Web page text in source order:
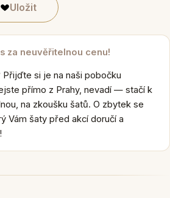
Uložit
za neuvěřitelnou cenu!
Přijďte si je na naši pobočku
přímo z Prahy, nevadí — stačí k
na zkoušku šatů. O zbytek se
Vám šaty před akcí doručí a